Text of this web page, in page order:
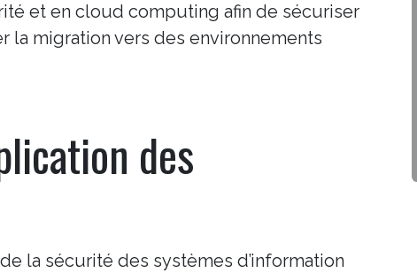
et en cloud computing afin de sécuriser
la migration vers des environnements
des
la sécurité des systèmes d’information